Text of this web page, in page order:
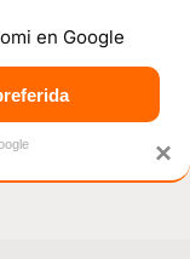
OFERTAS
×
en Google